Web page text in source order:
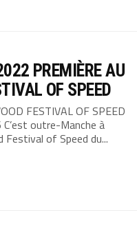
PREMIÈRE AU
OF SPEED
FESTIVAL OF SPEED
C’est outre-Manche à
Festival of Speed du...